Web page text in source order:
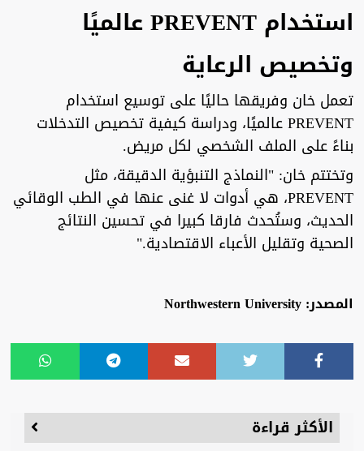
استخدام PREVENT عالميًا
وتخصيص الرعاية
تعمل خان وفريقها حاليًا على توسيع استخدام
PREVENT عالميًا، ودراسة كيفية تخصيص التدخلات
بناءً على الملف الشخصي لكل مريض.
وتختتم خان: "النماذج التنبؤية الدقيقة، مثل
PREVENT، هي أدوات لا غنى عنها في الطب الوقائي
الحديث، وستُحدث فارقا كبيرا في تحسين النتائج
الصحية وتقليل الأعباء الاقتصادية."
المصدر: Northwestern University
الأكثر قراءة